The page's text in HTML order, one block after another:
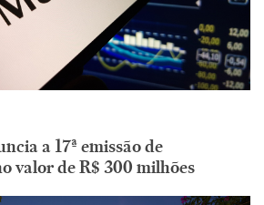
a 17ª emissão de
valor de R$ 300 milhões